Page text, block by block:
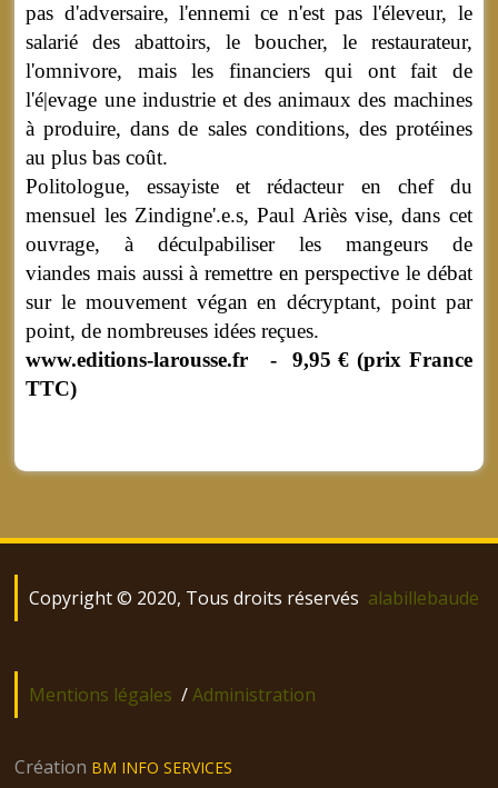
pas d'adversaire, l'ennemi ce n'est pas l'éleveur, le
salarié des abattoirs, le boucher, le restaurateur,
l'omnivore, mais les financiers qui ont fait de
l'é|evage une industrie et des animaux des machines
à produire, dans de sales conditions, des protéines
au plus bas coût.
Politologue, essayiste et rédacteur en chef du
mensuel les Zindigne'.e.s, Paul Ariès vise, dans cet
ouvrage, à déculpabiliser les mangeurs de
viandes mais aussi à remettre en perspective le débat
sur le mouvement végan en décryptant, point par
point, de nombreuses idées reçues.
www.editions-larousse.fr - 9,95 € (prix France
TTC)
Copyright © 2020, Tous droits réservés alabillebaude
Mentions légales /Administration
Création BM INFO SERVICES